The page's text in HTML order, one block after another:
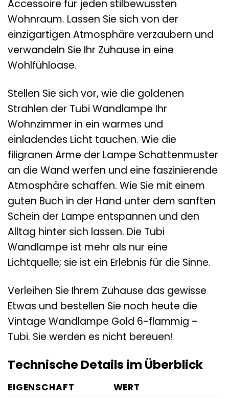
Accessoire für jeden stilbewussten
Wohnraum. Lassen Sie sich von der
einzigartigen Atmosphäre verzaubern und
verwandeln Sie Ihr Zuhause in eine
Wohlfühloase.
Stellen Sie sich vor, wie die goldenen
Strahlen der Tubi Wandlampe Ihr
Wohnzimmer in ein warmes und
einladendes Licht tauchen. Wie die
filigranen Arme der Lampe Schattenmuster
an die Wand werfen und eine faszinierende
Atmosphäre schaffen. Wie Sie mit einem
guten Buch in der Hand unter dem sanften
Schein der Lampe entspannen und den
Alltag hinter sich lassen. Die Tubi
Wandlampe ist mehr als nur eine
Lichtquelle; sie ist ein Erlebnis für die Sinne.
Verleihen Sie Ihrem Zuhause das gewisse
Etwas und bestellen Sie noch heute die
Vintage Wandlampe Gold 6-flammig –
Tubi. Sie werden es nicht bereuen!
Technische Details im Überblick
EIGENSCHAFT
WERT